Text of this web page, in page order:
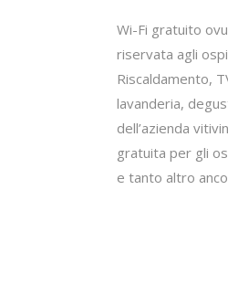
Wi-Fi gratuito
riservata agli
Riscaldamento,
lavanderia,
dell’azienda
gratuita per gli
e tanto altro